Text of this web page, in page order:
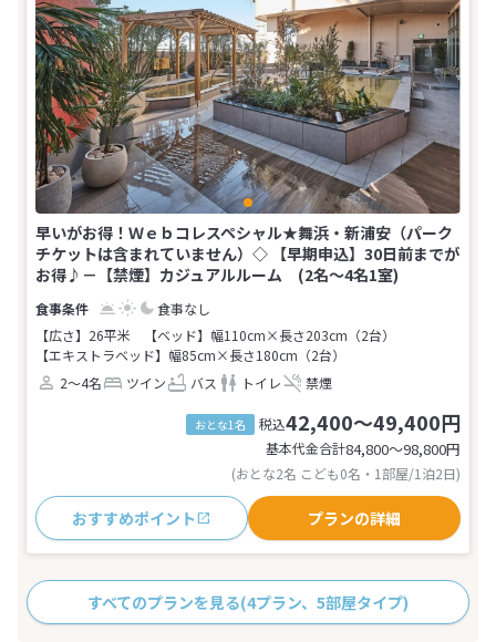
早いがお得！Ｗｅｂコレスペシャル★舞浜・新浦安（パーク
チケットは含まれていません）◇ 【早期申込】30日前までが
お得♪－【禁煙】カジュアルルーム (2名～4名1室)
食事なし
【広さ】26平米
【ベッド】幅110cm×長さ203cm（2台）
【エキストラベッド】幅85cm×長さ180cm（2台）
2～4名
ツイン バス トイレ 禁煙
おとな1名 税込42,400～49,400円
基本代金合計84,800〜98,800円
(おとな2名 こども0名・1部屋/1泊2日)
おすすめポイント プランの詳細
すべてのプランを見る(4プラン、5部屋タイプ)